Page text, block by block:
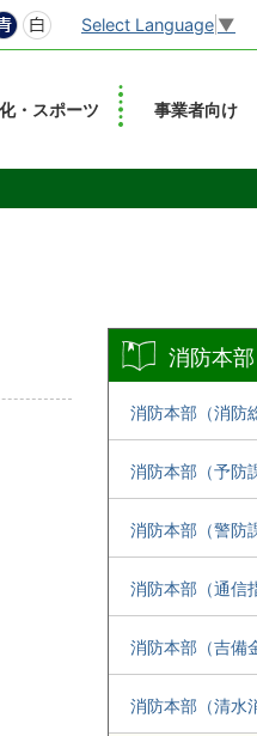
Select Language ▼
・スポーツ 事業者向け
消防本部
消防本部（消防
消防本部（予防
消防本部（警防
消防本部（通信
消防本部（吉備
消防本部（清水